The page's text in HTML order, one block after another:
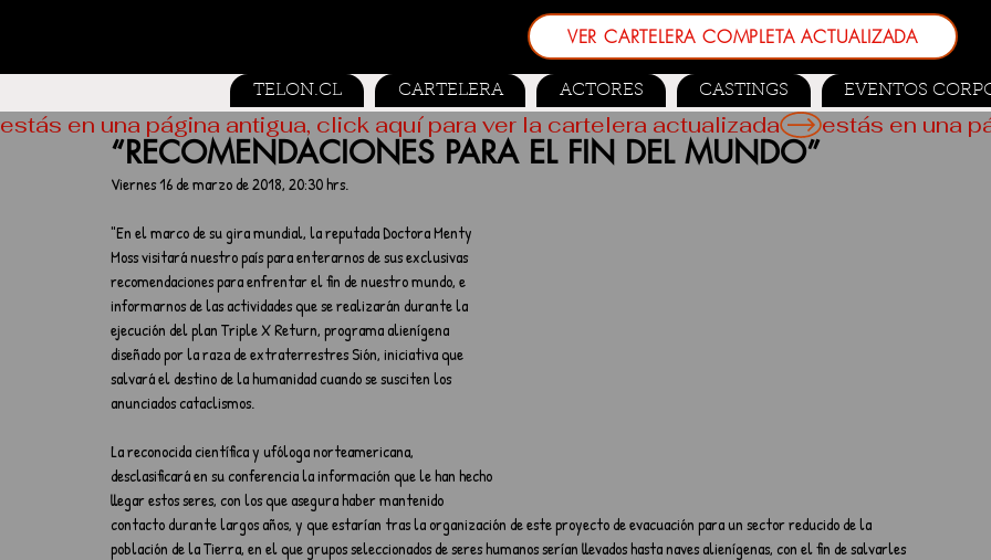
VER CARTELERA COMPLETA ACTUALIZADA
TELON.CL CARTELERA ACTORES CASTINGS EVENTOS
“RECOMENDACIONES PARA EL FIN DEL MUNDO”
Viernes 16 de marzo de 2018, 20:30 hrs.
"En el marco de su gira mundial, la reputada Doctora Menty
Moss visitará nuestro país para enterarnos de sus exclusivas
recomendaciones para enfrentar el fin de nuestro mundo, e
informarnos de las actividades que se realizarán durante la
ejecución del plan Triple X Return, programa alienígena
diseñado por la raza de extraterrestres Sión, iniciativa que
salvará el destino de la humanidad cuando se susciten los
anunciados cataclismos.
La reconocida científica y ufóloga norteamericana,
desclasificará en su conferencia la información que le han hecho
llegar estos seres, con los que asegura haber mantenido
contacto durante largos años, y que estarían tras la organización de este proyecto de evacuación para un sector reducido de la
población de la Tierra, en el que grupos seleccionados de seres humanos serían llevados hasta naves alienígenas, con el fin de salvarles
estás en una página antigua, click aquí para ver la cartelera actualizada